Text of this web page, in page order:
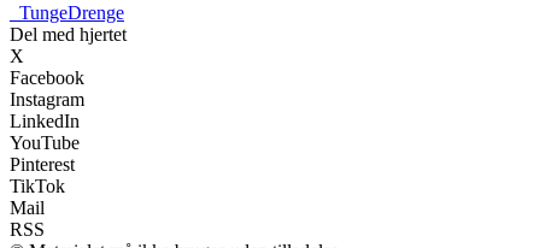
TungeDrenge
Del med hjertet
X
Facebook
Instagram
LinkedIn
YouTube
Pinterest
TikTok
Mail
RSS